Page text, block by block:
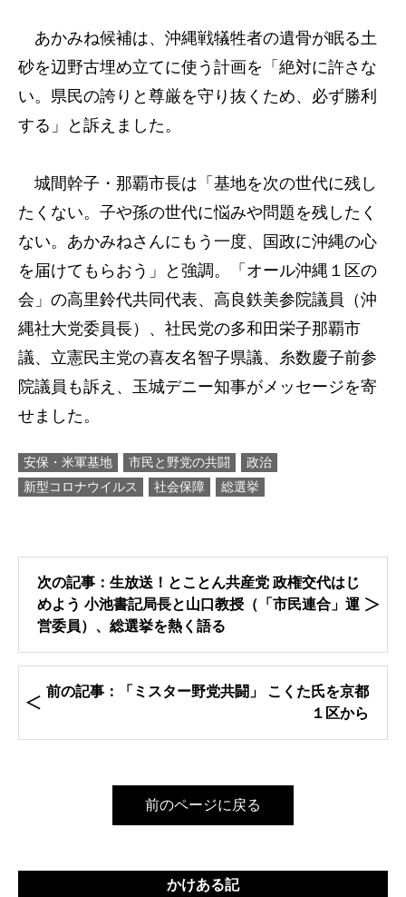
あかみね候補は、沖縄戦犠牲者の遺骨が眠る土
砂を辺野古埋め立てに使う計画を「絶対に許さな
い。県民の誇りと尊厳を守り抜くため、必ず勝利
する」と訴えました。
城間幹子・那覇市長は「基地を次の世代に残し
たくない。子や孫の世代に悩みや問題を残したく
ない。あかみねさんにもう一度、国政に沖縄の心
を届けてもらおう」と強調。「オール沖縄１区の
会」の高里鈴代共同代表、高良鉄美参院議員（沖
縄社大党委員長）、社民党の多和田栄子那覇市
議、立憲民主党の喜友名智子県議、糸数慶子前参
院議員も訴え、玉城デニー知事がメッセージを寄
せました。
安保・米軍基地 市民と野党の共闘
政治
新型コロナウイルス
社会保障 総選挙
次の記事：生放送！とことん共産党 政権交代はじ
めよう 小池書記局長と山口教授（「市民連合」運
営委員）、総選挙を熱く語る
前の記事：「ミスター野党共闘」 こくた氏を京都
１区から
前のページに戻る
かけある記